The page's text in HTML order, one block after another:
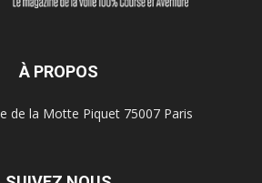
À PROPOS
de la Motte Piquet 75007 Paris